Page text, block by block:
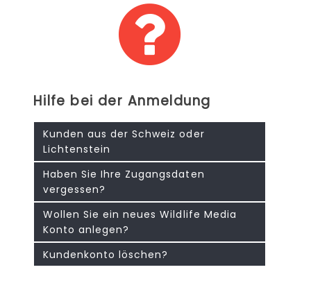
Hilfe bei der Anmeldung
Kunden aus der Schweiz oder
Lichtenstein
Haben Sie Ihre Zugangsdaten
vergessen?
Wollen Sie ein neues Wildlife Media
Konto anlegen?
Kundenkonto löschen?